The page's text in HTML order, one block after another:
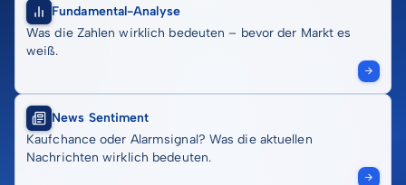
Fundamental-Analyse
Was die Zahlen wirklich bedeuten – bevor der Markt es
weiß.
News Sentiment
Kaufchance oder Alarmsignal? Was die aktuellen
Nachrichten wirklich bedeuten.